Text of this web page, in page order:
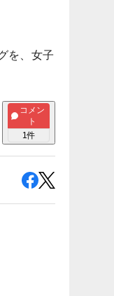
を、女子
コメン
ト
1件